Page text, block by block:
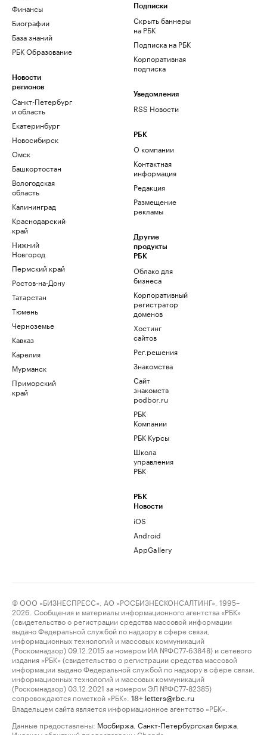
Финансы
Биографии
База знаний
РБК Образование
Новости
регионов
Санкт-Петербург
и область
Екатеринбург
Новосибирск
Омск
Башкортостан
Вологодская
область
Калининград
Краснодарский
край
Нижний
Новгород
Пермский край
Ростов-на-Дону
Татарстан
Тюмень
Черноземье
Кавказ
Карелия
Мурманск
Приморский
край
Подписки
Скрыть баннеры
на РБК
Подписка на РБК
Корпоративная
подписка
Уведомления
RSS Новости
РБК
О компании
Контактная
информация
Редакция
Размещение
рекламы
Другие
продукты
РБК
Облако для
бизнеса
Корпоративный
регистратор
доменов
Хостинг
сайтов
Рег.решения
Знакомства
Сайт
знакомств
podbor.ru
РБК
Компании
РБК Курсы
Школа
управления
РБК
РБК
Новости
iOS
Android
AppGallery
© ООО «БИЗНЕСПРЕСС», АО «РОСБИЗНЕСКОНСАЛТИНГ», 1995–
2026. Сообщения и материалы информационного агентства «РБК»
(свидетельство о регистрации средства массовой информации
выдано Федеральной службой по надзору в сфере связи,
информационных технологий и массовых коммуникаций
(Роскомнадзор) 09.12.2015 за номером ИА №ФС77-63848) и сетевого
издания «РБК» (свидетельство о регистрации средства массовой
информации выдано Федеральной службой по надзору в сфере связи,
информационных технологий и массовых коммуникаций
(Роскомнадзор) 03.12.2021 за номером ЭЛ №ФС77-82385)
сопровождаются пометкой «РБК».
18+ letters@rbc.ru
Владельцем сайта является информационное агентство «РБК».
Данные предоставлены: Мосбиржа Санкт-Петербургская биржа